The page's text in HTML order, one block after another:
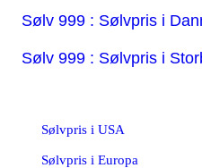
Sølv 999 : Sølvpris i
Sølv 999 : Sølvpris i
Sølvpris i USA
Sølvpris i Europa